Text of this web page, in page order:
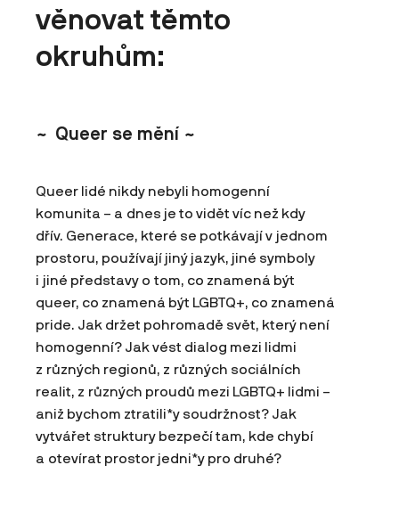
věnovat těmto
okruhům:
~ Queer se mění ~
Queer lidé nikdy nebyli homogenní
komunita – a dnes je to vidět víc než kdy
dřív. Generace, které se potkávají v jednom
prostoru, používají jiný jazyk, jiné symboly
i jiné představy o tom, co znamená být
queer, co znamená být LGBTQ+, co znamená
pride. Jak držet pohromadě svět, který není
homogenní? Jak vést dialog mezi lidmi
z různých regionů, z různých sociálních
realit, z různých proudů mezi LGBTQ+ lidmi –
aniž bychom ztratili*y soudržnost? Jak
vytvářet struktury bezpečí tam, kde chybí
a otevírat prostor jedni*y pro druhé?